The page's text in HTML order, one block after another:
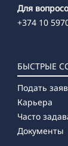
Для
+374 10
БЫСТРЫЕ
Подать
Карьера
Часто
Документы